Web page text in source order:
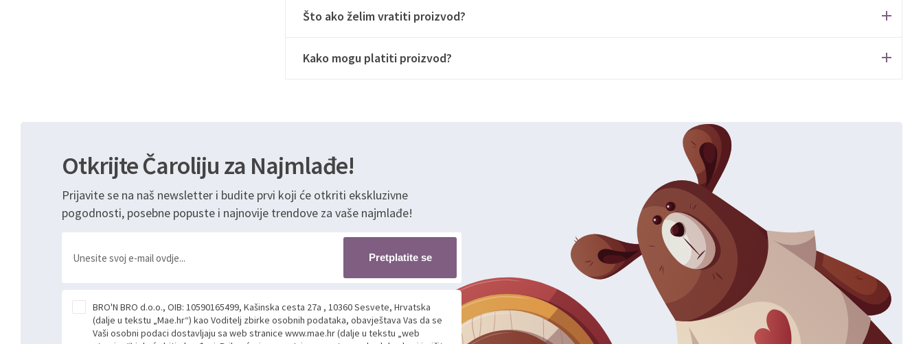
Što ako želim vratiti proizvod?
Kako mogu platiti proizvod?
Otkrijte Čaroliju za Najmlađe!
Prijavite se na naš newsletter i budite prvi koji će otkriti ekskluzivne
pogodnosti, posebne popuste i najnovije trendove za vaše najmlađe!
Pretplatite se
BRO'N BRO d.o.o., OIB: 10590165499, Kašinska cesta 27a , 10360 Sesvete, Hrvatska
(dalje u tekstu „Mae.hr“) kao Voditelj zbirke osobnih podataka, obavještava Vas da se
Vaši osobni podaci dostavljaju sa web stranice www.mae.hr (dalje u tekstu „web